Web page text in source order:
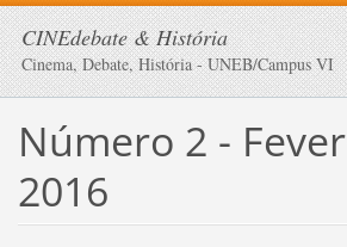
CINEdebate & História
Cinema, Debate, História - UNEB/Campus VI
Número 2 -
2016